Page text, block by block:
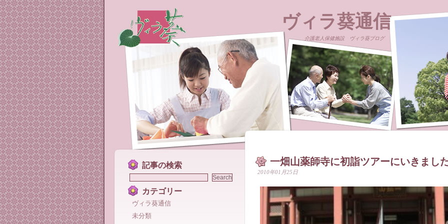
ヴィラ葵通信
介護老人保健施設 ヴィラ葵ブログ
一畑山薬師寺に初詣ツアーにいきまし
2010年01月25日
記事の検索
カテゴリー
ヴィラ葵通信
未分類